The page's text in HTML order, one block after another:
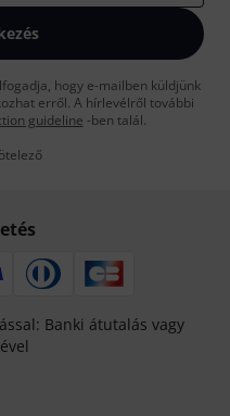
hogy e-mailben küldjünk
erről. A hírlevélről további
guideline -ben talál.
Banki átutalás vagy